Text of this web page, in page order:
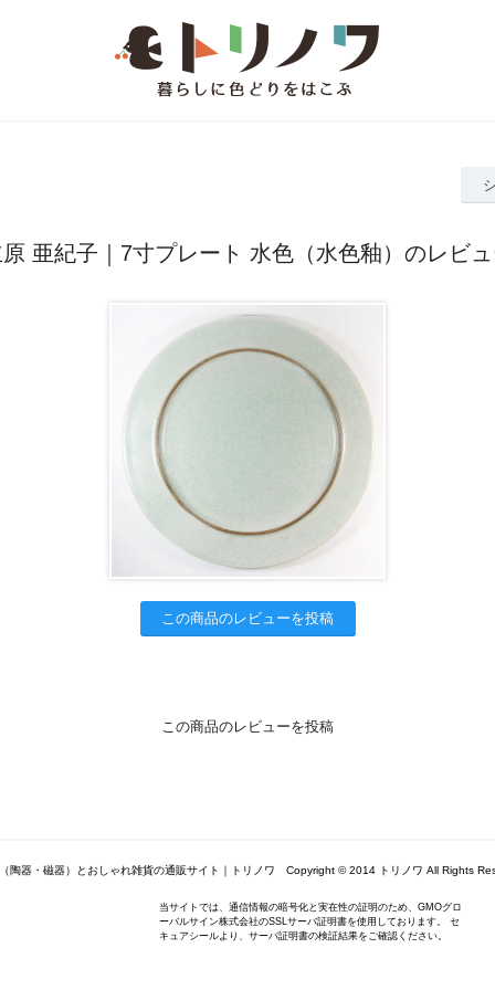
亜紀子｜7寸プレート 水色（水色釉）のレビ
この商品のレビューを投稿
この商品のレビューを投稿
陶器・磁器）とおしゃれ雑貨の通販サイト｜トリノワ Copyright © 2014 トリノワ All Rights
当サイトでは、通信情報の暗号化と実在性の証明のため、GMOグロ
ーバルサイン株式会社のSSLサーバ証明書を使用しております。 セ
キュアシールより、サーバ証明書の検証結果をご確認ください。